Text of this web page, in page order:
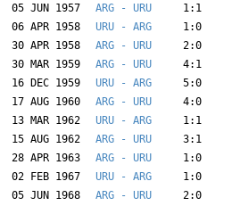
05 JUN 1957
ARG - URU 1:1
06 APR 1958
URU - ARG 1:0
30 APR 1958
ARG - URU 2:0
30 MAR 1959
ARG - URU 4:1
16 DEC 1959
URU - ARG 5:0
17 AUG 1960
ARG - URU 4:0
13 MAR 1962
URU - ARG 1:1
15 AUG 1962
ARG - URU 3:1
28 APR 1963
ARG - URU 1:0
02 FEB 1967
URU - ARG 1:0
05 JUN 1968
ARG - URU 2:0